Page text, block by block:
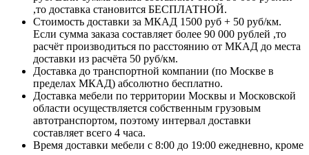
,то доставка становится БЕСПЛАТНОЙ.
Стоимость доставки за МКАД 1500 руб + 50 руб/км.
Если сумма заказа составляет более 90 000 рублей ,то
расчёт производиться по расстоянию от МКАД до места
доставки из расчёта 50 руб/км.
Доставка до транспортной компании (по Москве в
пределах МКАД) абсолютно бесплатно.
Доставка мебели по территории Москвы и Московской
области осуществляется собственным грузовым
автотранспортом, поэтому интервал доставки
составляет всего 4 часа.
Время доставки мебели с 8:00 до 19:00 ежедневно, кроме